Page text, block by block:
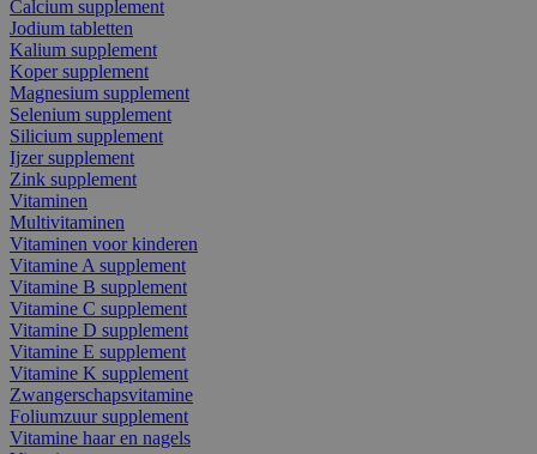
Calcium supplement
Jodium tabletten
Kalium supplement
Koper supplement
Magnesium supplement
Selenium supplement
Silicium supplement
Ijzer supplement
Zink supplement
Vitaminen
Multivitaminen
Vitaminen voor kinderen
Vitamine A supplement
Vitamine B supplement
Vitamine C supplement
Vitamine D supplement
Vitamine E supplement
Vitamine K supplement
Zwangerschapsvitamine
Foliumzuur supplement
Vitamine haar en nagels